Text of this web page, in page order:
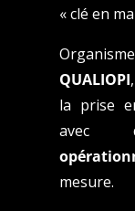
« clé en
QUALIOPI
la prise
avec
mesure.